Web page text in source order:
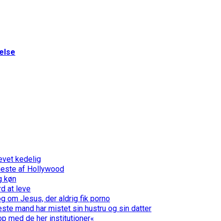
kedelig
af Hollywood
køn
at leve
om Jesus, der aldrig fik porno
mand har mistet sin hustru og sin datter
med de her institutioner«